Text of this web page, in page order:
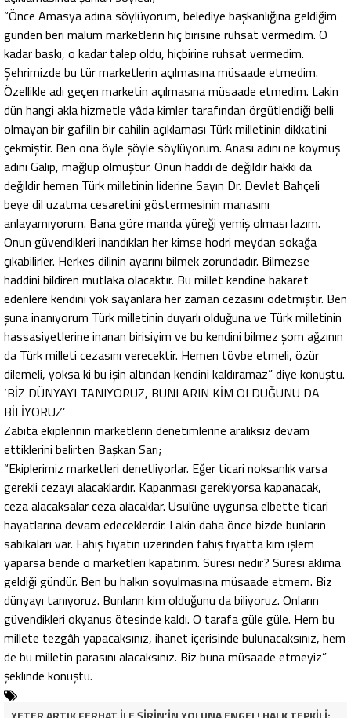
“Önce Amasya adına söylüyorum, belediye başkanlığına geldiğim
günden beri malum marketlerin hiç birisine ruhsat vermedim. O
kadar baskı, o kadar talep oldu, hiçbirine ruhsat vermedim.
Şehrimizde bu tür marketlerin açılmasına müsaade etmedim.
Özellikle adı geçen marketin açılmasına müsaade etmedim. Lakin
dün hangi akla hizmetle yâda kimler tarafından örgütlendiği belli
olmayan bir gafilin bir cahilin açıklaması Türk milletinin dikkatini
çekmiştir. Ben ona öyle şöyle söylüyorum. Anası adını ne koymuş
adını Galip, mağlup olmuştur. Onun haddi de değildir hakkı da
değildir hemen Türk milletinin liderine Sayın Dr. Devlet Bahçeli
beye dil uzatma cesaretini göstermesinin manasını
anlayamıyorum. Bana göre manda yüreği yemiş olması lazım.
Onun güvendikleri inandıkları her kimse hodri meydan sokağa
çıkabilirler. Herkes dilinin ayarını bilmek zorundadır. Bilmezse
haddini bildiren mutlaka olacaktır. Bu millet kendine hakaret
edenlere kendini yok sayanlara her zaman cezasını ödetmiştir. Ben
şuna inanıyorum Türk milletinin duyarlı olduğuna ve Türk milletinin
hassasiyetlerine inanan birisiyim ve bu kendini bilmez şom ağzının
da Türk milleti cezasını verecektir. Hemen tövbe etmeli, özür
dilemeli, yoksa ki bu işin altından kendini kaldıramaz” diye konuştu.
‘BİZ DÜNYAYI TANIYORUZ, BUNLARIN KİM OLDUĞUNU DA
BİLİYORUZ’
Zabıta ekiplerinin marketlerin denetimlerine aralıksız devam
ettiklerini belirten Başkan Sarı;
“Ekiplerimiz marketleri denetliyorlar. Eğer ticari noksanlık varsa
gerekli cezayı alacaklardır. Kapanması gerekiyorsa kapanacak,
ceza alacaksalar ceza alacaklar. Usulüne uygunsa elbette ticari
hayatlarına devam edeceklerdir. Lakin daha önce bizde bunların
sabıkaları var. Fahiş fiyatın üzerinden fahiş fiyatta kim işlem
yaparsa bende o marketleri kapatırım. Süresi nedir? Süresi aklıma
geldiği gündür. Ben bu halkın soyulmasına müsaade etmem. Biz
dünyayı tanıyoruz. Bunların kim olduğunu da biliyoruz. Onların
güvendikleri okyanus ötesinde kaldı. O tarafa güle güle. Hem bu
millete tezgâh yapacaksınız, ihanet içerisinde bulunacaksınız, hem
de bu milletin parasını alacaksınız. Biz buna müsaade etmeyiz”
şeklinde konuştu.